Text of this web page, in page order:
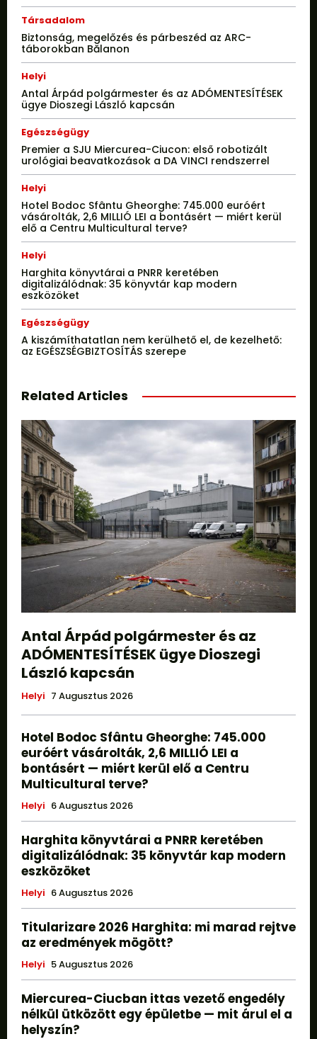
Társadalom
Biztonság, megelőzés és párbeszéd az ARC-
táborokban Bălanon
Helyi
Antal Árpád polgármester és az ADÓMENTESÍTÉSEK
ügye Dioszegi László kapcsán
Egészségügy
Premier a SJU Miercurea-Ciucon: első robotizált
urológiai beavatkozások a DA VINCI rendszerrel
Helyi
Hotel Bodoc Sfântu Gheorghe: 745.000 euróért
vásárolták, 2,6 MILLIÓ LEI a bontásért — miért kerül
elő a Centru Multicultural terve?
Helyi
Harghita könyvtárai a PNRR keretében
digitalizálódnak: 35 könyvtár kap modern
eszközöket
Egészségügy
A kiszámíthatatlan nem kerülhető el, de kezelhető:
az EGÉSZSÉGBIZTOSÍTÁS szerepe
Related Articles
Antal Árpád polgármester és az
ADÓMENTESÍTÉSEK ügye Dioszegi
László kapcsán
Helyi 7 Augusztus 2026
Hotel Bodoc Sfântu Gheorghe: 745.000
euróért vásárolták, 2,6 MILLIÓ LEI a
bontásért — miért kerül elő a Centru
Multicultural terve?
Helyi 6 Augusztus 2026
Harghita könyvtárai a PNRR keretében
digitalizálódnak: 35 könyvtár kap modern
eszközöket
Helyi 6 Augusztus 2026
Titularizare 2026 Harghita: mi marad rejtve
az eredmények mögött?
Helyi 5 Augusztus 2026
Miercurea-Ciucban ittas vezető engedély
nélkül ütközött egy épületbe — mit árul el a
helyszín?